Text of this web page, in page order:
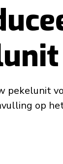
pekelunit
op